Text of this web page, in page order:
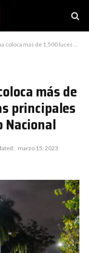
luces LED en las principales avenidas del Distrito Nacional
más de
principales
marzo 15, 2023